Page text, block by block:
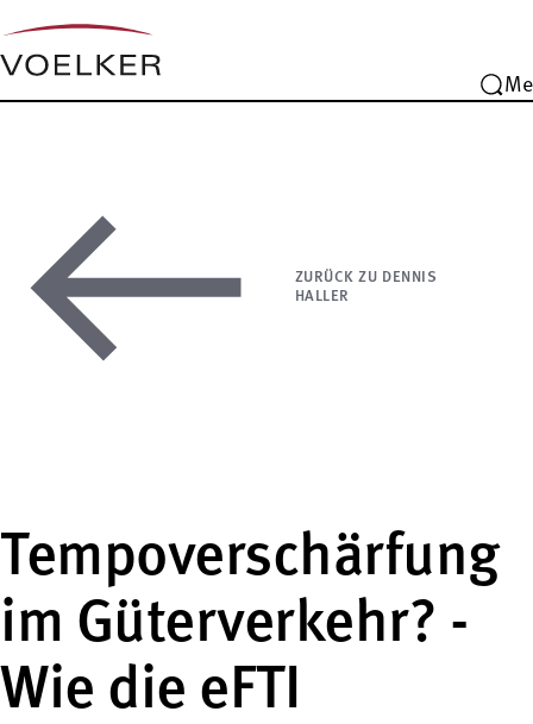
ZURÜCK ZU DENNIS
HALLER
Tempoverschärfung
im Güterverkehr? -
Wie die eFTI